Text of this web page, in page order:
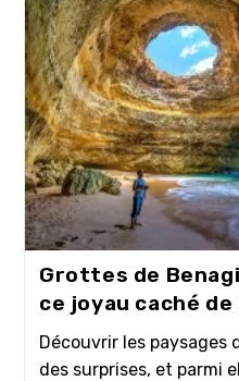
Grottes de
ce joyau caché de
Découvrir les paysages
des surprises, et parmi